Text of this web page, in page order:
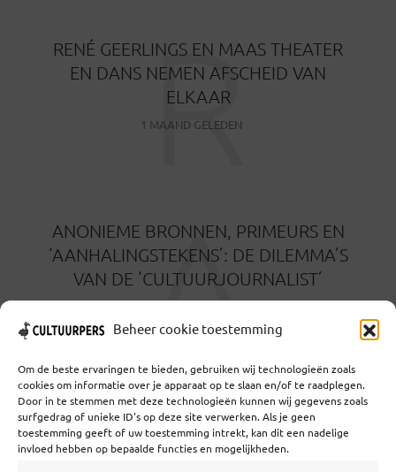
Beheer cookie toestemming
Om de beste ervaringen te bieden, gebruiken wij technologieën zoals
cookies om informatie over je apparaat op te slaan en/of te raadplegen.
Door in te stemmen met deze technologieën kunnen wij gegevens zoals
surfgedrag of unieke ID's op deze site verwerken. Als je geen
toestemming geeft of uw toestemming intrekt, kan dit een nadelige
invloed hebben op bepaalde functies en mogelijkheden.
RENÉ GEERLINGS EN MAAS THEATER
EN DANS NEMEN AFSCHEID VAN
ELKAAR
1 MAAND GELEDEN
R
ANONIEME BRONNEN, PRIMEURS EN
‘AANHALINGSTEKENS’: DE DILEMMA’S
VAN DE ‘CULTUURJOURNALIST’
A
Coöperatief Cultureel Persbureau U.A. | Salzburg 29 |
3524KS Utrecht | KvK: 55573592 |Btw: